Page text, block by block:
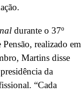
durante o 37º
realizado em
Martins disse
da
“Cada